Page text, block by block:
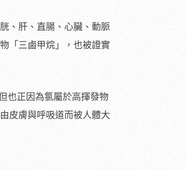
、肝、直腸、心臟、動脈
「三鹵甲烷」，也被證實
也正因為氯屬於高揮發物
皮膚與呼吸道而被人體大